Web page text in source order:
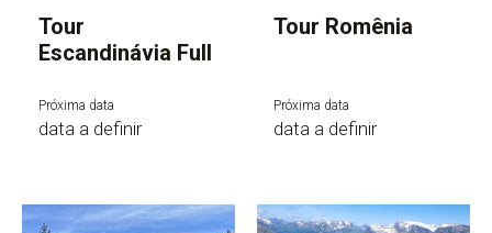
Tour
Escandinávia Full
Próxima data
data a definir
Tour Romênia
Próxima data
data a definir